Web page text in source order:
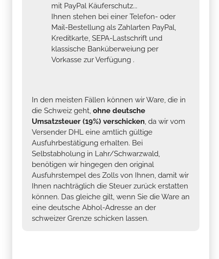
mit PayPal Käuferschutz...
Ihnen stehen bei einer Telefon- oder
Mail-Bestellung als Zahlarten PayPal,
Kreditkarte, SEPA-Lastschrift und
klassische Banküberweiung per
Vorkasse zur Verfügung .
In den meisten Fällen können wir Ware, die in
die Schweiz geht, ohne deutsche
Umsatzsteuer (19%) verschicken, da wir vom
Versender DHL eine amtlich gültige
Ausfuhrbestätigung erhalten. Bei
Selbstabholung in Lahr/Schwarzwald,
benötigen wir hingegen den original
Ausfuhrstempel des Zolls von Ihnen, damit wir
Ihnen nachträglich die Steuer zurück erstatten
können. Das gleiche gilt, wenn Sie die Ware an
eine deutsche Abhol-Adresse an der
schweizer Grenze schicken lassen.